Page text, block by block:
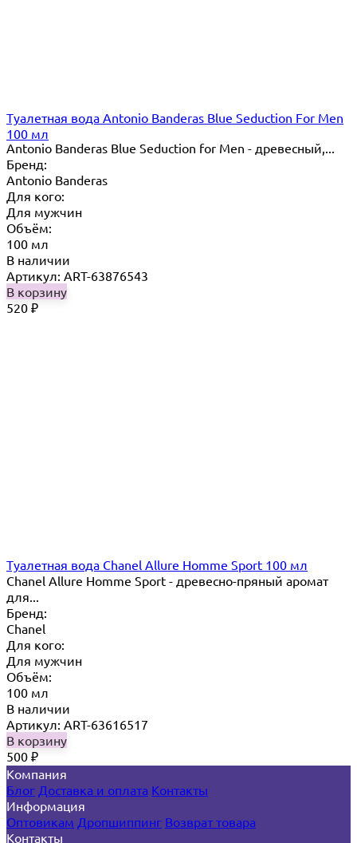
Туалетная вода Antonio Banderas Blue Seduction For Men
100 мл
Antonio Banderas Blue Seduction for Men - древесный,...
Бренд:
Antonio Banderas
Для кого:
Для мужчин
Объём:
100 мл
В наличии
Артикул: ART-63876543
В корзину
520 ₽
Туалетная вода Chanel Allure Homme Sport 100 мл
Chanel Allure Homme Sport - древесно-пряный аромат
для...
Бренд:
Chanel
Для кого:
Для мужчин
Объём:
100 мл
В наличии
Артикул: ART-63616517
В корзину
500 ₽
Компания
Блог Доставка и оплата Контакты
Информация
Оптовикам Дропшиппинг Возврат товара
Контакты